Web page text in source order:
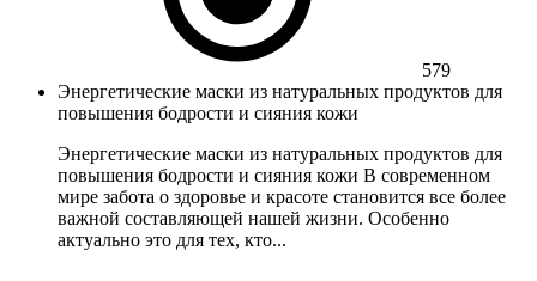
579
Энергетические маски из натуральных продуктов для
повышения бодрости и сияния кожи
Энергетические маски из натуральных продуктов для
повышения бодрости и сияния кожи В современном
мире забота о здоровье и красоте становится все более
важной составляющей нашей жизни. Особенно
актуально это для тех, кто...